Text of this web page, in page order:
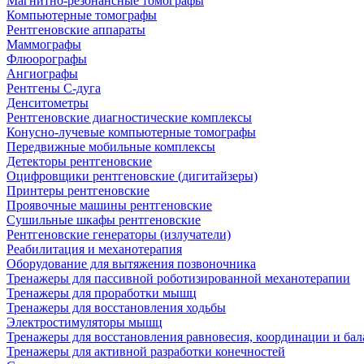
Компьютерные томографы
Рентгеновские аппараты
Маммографы
Флюорографы
Ангиографы
Рентгены С-дуга
Денситометры
Рентгеновские диагностические комплексы
Конусно-лучевые компьютерные томографы
Передвижные мобильные комплексы
Детекторы рентгеновские
Оцифровщики рентгеновские (дигитайзеры)
Принтеры рентгеновские
Проявочные машины рентгеновские
Сушильные шкафы рентгеновские
Рентгеновские генераторы (излучатели)
Реабилитация и механотерапия
Оборудование для вытяжения позвоночника
Тренажеры для пассивной роботизированной механотерапии
Тренажеры для проработки мышц
Тренажеры для восстановления ходьбы
Электростимуляторы мышц
Тренажеры для восстановления равновесия, координации и
Тренажеры для активной разработки конечностей